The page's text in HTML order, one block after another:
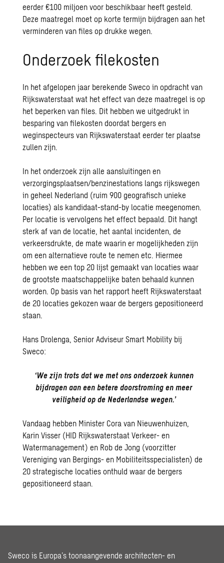
eerder €100 miljoen voor beschikbaar heeft gesteld.
Deze maatregel moet op korte termijn bijdragen aan het
verminderen van files op drukke wegen.
Onderzoek filekosten
In het afgelopen jaar berekende Sweco in opdracht van
Rijkswaterstaat wat het effect van deze maatregel is op
het beperken van files. Dit hebben we uitgedrukt in
besparing van filekosten doordat bergers en
weginspecteurs van Rijkswaterstaat eerder ter plaatse
zullen zijn.
In het onderzoek zijn alle aansluitingen en
verzorgingsplaatsen/benzinestations langs rijkswegen
in geheel Nederland (ruim 900 geografisch unieke
locaties) als kandidaat-stand-by locatie meegenomen.
Per locatie is vervolgens het effect bepaald. Dit hangt
sterk af van de locatie, het aantal incidenten, de
verkeersdrukte, de mate waarin er mogelijkheden zijn
om een alternatieve route te nemen etc. Hiermee
hebben we een top 20 lijst gemaakt van locaties waar
de grootste maatschappelijke baten behaald kunnen
worden. Op basis van het rapport heeft Rijkswaterstaat
de 20 locaties gekozen waar de bergers gepositioneerd
staan.
Hans Drolenga, Senior Adviseur Smart Mobility bij
Sweco:
‘We zijn trots dat we met ons onderzoek kunnen
bijdragen aan een betere doorstroming en meer
veiligheid op de Nederlandse wegen.’
Vandaag hebben Minister Cora van Nieuwenhuizen,
Karin Visser (HID Rijkswaterstaat Verkeer- en
Watermanagement) en Rob de Jong (voorzitter
Vereniging van Bergings- en Mobiliteitsspecialisten) de
20 strategische locaties onthuld waar de bergers
gepositioneerd staan.
Sweco is Europa’s toonaangevende architecten- en